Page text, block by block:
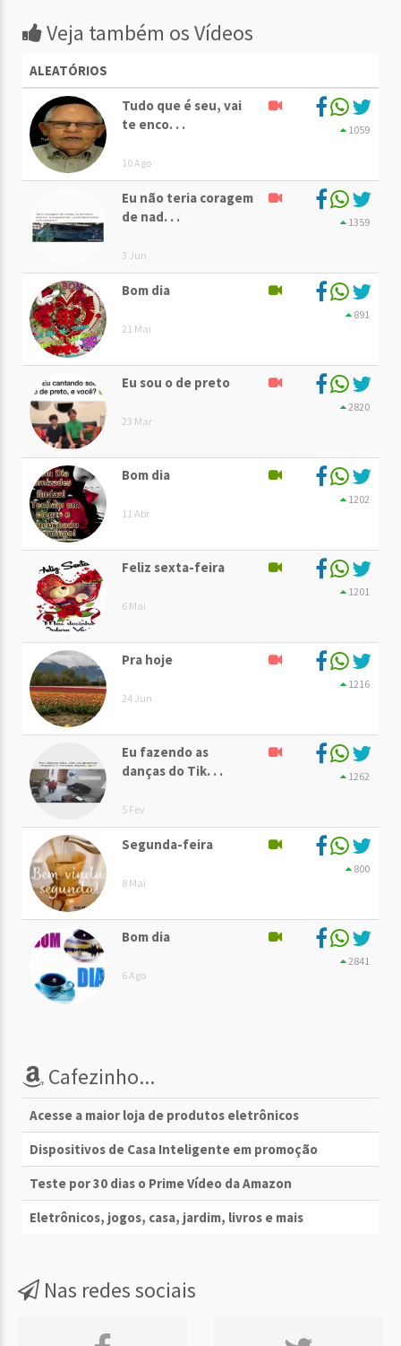
Veja também os Vídeos
ALEATÓRIOS
Tudo que é seu, vai
te enco. . .
10 Ago
1059
Eu não teria coragem
de nad. . .
3 Jun
1359
Bom dia
21 Mai
891
Eu sou o de preto
23 Mar
2820
Bom dia
11 Abr
1202
Feliz sexta-feira
6 Mai
1201
Pra hoje
24 Jun
1216
Eu fazendo as
danças do Tik. . .
5 Fev
1262
Segunda-feira
8 Mai
800
Bom dia
6 Ago
2841
Cafezinho...
Acesse a maior loja de produtos eletrônicos
Dispositivos de Casa Inteligente em promoção
Teste por 30 dias o Prime Vídeo da Amazon
Eletrônicos, jogos, casa, jardim, livros e mais
Nas redes sociais